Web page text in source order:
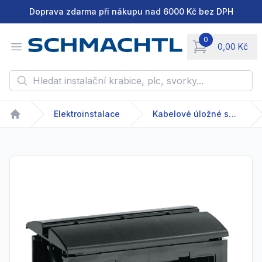
Doprava zdarma při nákupu nad 6000 Kč bez DPH
Open menu
0
0,00 Kč
items in cart,
Hledat instalační krabice, plc, svorky...
Home
Elektroinstalace Kabelové úložné systémy